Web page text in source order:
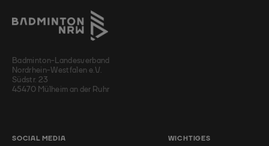
Badminton-Landesverband
Nordrhein-Westfalen e.V.
Südstr. 23
45470 Mülheim an der Ruhr
SOCIAL MEDIA WICHTIGES